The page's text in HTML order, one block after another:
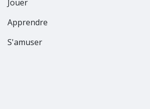
Jouer
Apprendre
S'amuser